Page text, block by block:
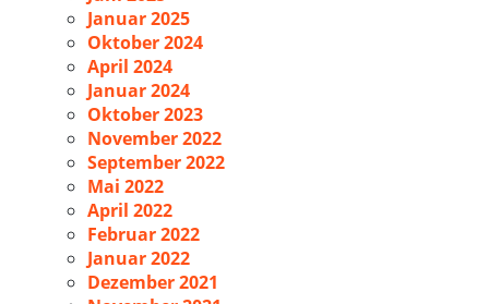
Januar 2025
Oktober 2024
April 2024
Januar 2024
Oktober 2023
November 2022
September 2022
Mai 2022
April 2022
Februar 2022
Januar 2022
Dezember 2021